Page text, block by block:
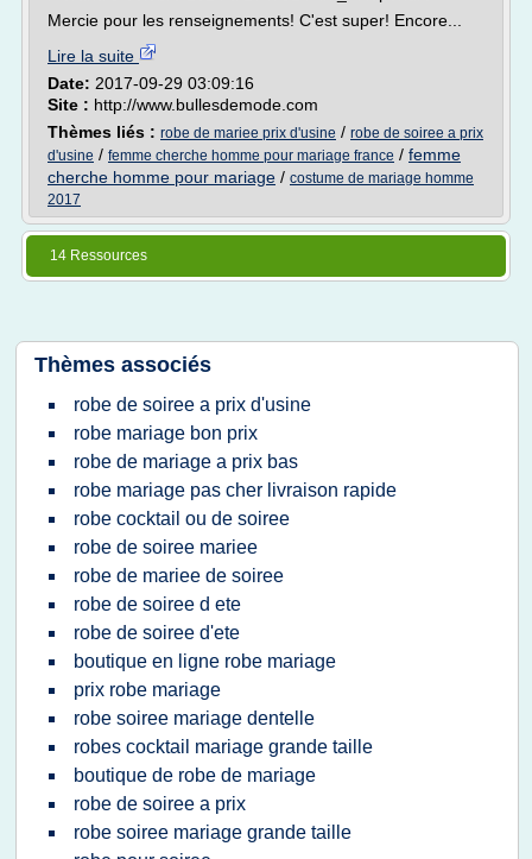
Mercie pour les renseignements! C'est super! Encore...
Lire la suite
Date: 2017-09-29 03:09:16
Site : http://www.bullesdemode.com
Thèmes liés : robe de mariee prix d'usine / robe de soiree a prix
d'usine / femme cherche homme pour mariage france / femme
cherche homme pour mariage / costume de mariage homme
2017
14 Ressources
Thèmes associés
robe de soiree a prix d'usine
robe mariage bon prix
robe de mariage a prix bas
robe mariage pas cher livraison rapide
robe cocktail ou de soiree
robe de soiree mariee
robe de mariee de soiree
robe de soiree d ete
robe de soiree d'ete
boutique en ligne robe mariage
prix robe mariage
robe soiree mariage dentelle
robes cocktail mariage grande taille
boutique de robe de mariage
robe de soiree a prix
robe soiree mariage grande taille